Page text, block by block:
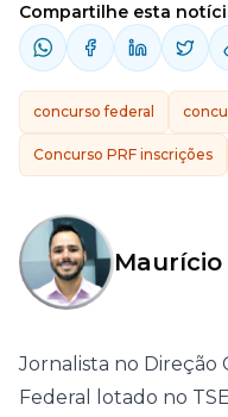
Compartilhe esta
concurso federal
Concurso PRF inscrições
Maurício
Jornalista no Direção
Federal lotado no